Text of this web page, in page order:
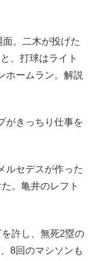
。二木が投げた
、打球はライト
ホームラン。解説
がきっちり仕事を
ルセデスが作った
。亀井のレフト
許し、無死2塁の
8回のマシソンも